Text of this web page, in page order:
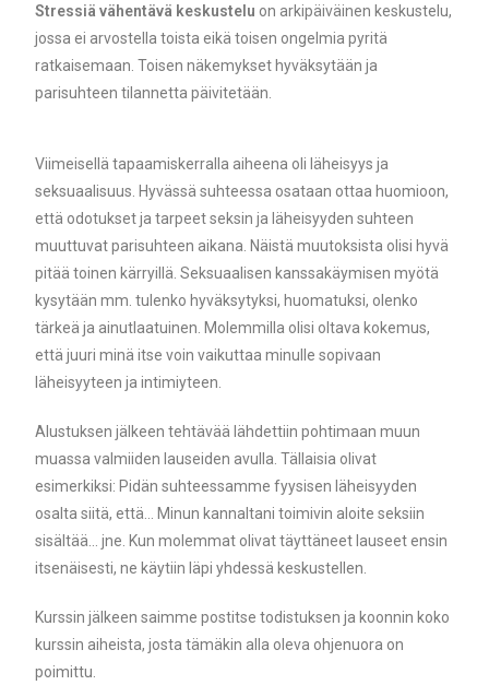
Stressiä vähentävä keskustelu on arkipäiväinen keskustelu,
jossa ei arvostella toista eikä toisen ongelmia pyritä
ratkaisemaan. Toisen näkemykset hyväksytään ja
parisuhteen tilannetta päivitetään.
Viimeisellä tapaamiskerralla aiheena oli läheisyys ja
seksuaalisuus. Hyvässä suhteessa osataan ottaa huomioon,
että odotukset ja tarpeet seksin ja läheisyyden suhteen
muuttuvat parisuhteen aikana. Näistä muutoksista olisi hyvä
pitää toinen kärryillä. Seksuaalisen kanssakäymisen myötä
kysytään mm. tulenko hyväksytyksi, huomatuksi, olenko
tärkeä ja ainutlaatuinen. Molemmilla olisi oltava kokemus,
että juuri minä itse voin vaikuttaa minulle sopivaan
läheisyyteen ja intimiyteen.
Alustuksen jälkeen tehtävää lähdettiin pohtimaan muun
muassa valmiiden lauseiden avulla. Tällaisia olivat
esimerkiksi: Pidän suhteessamme fyysisen läheisyyden
osalta siitä, että… Minun kannaltani toimivin aloite seksiin
sisältää… jne. Kun molemmat olivat täyttäneet lauseet ensin
itsenäisesti, ne käytiin läpi yhdessä keskustellen.
Kurssin jälkeen saimme postitse todistuksen ja koonnin koko
kurssin aiheista, josta tämäkin alla oleva ohjenuora on
poimittu.